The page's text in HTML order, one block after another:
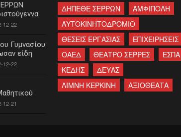
12-22
Γυμνασίου
είδη
στο
12-22
Εκπαίδευση
12-21
ΔΗΠΕΘΕ ΣΕΡΡΩΝ
ΑΜΦΙΠΟΛΗ
ΑΥΤΟΚΙΝΗΤΟΔΡΟΜΙΟ
ΘΕΣΕΙΣ ΕΡΓΑΣΙΑΣ
ΕΠΙΧΕΙΡΗΣΕΙΣ
ΟΑΕΔ
ΘΕΑΤΡΟ ΣΕΡΡΕΣ
ΕΣΠΑ
ΚΕΔΗΣ
ΔΕΥΑΣ
ΛΙΜΝΗ ΚΕΡΚΙΝΗ
ΑΞΙΟΘΕΑΤΑ